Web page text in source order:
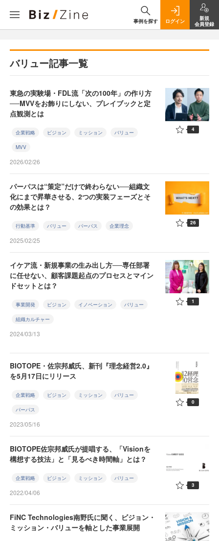
事例を探す ログイン
新規
会員登録
バリュー記事一覧
東急の実験場・FDL流「次の100年」の作り方
──MVVをお飾りにしない、プレイブックと定
点観測とは
企業戦略 ビジョン ミッション バリュー
MVV
2026/02/26
4
パーパスは“策定”だけで終わらない──組織文
化にまで昇華させる、2つの実装フェーズとそ
の効果とは？
行動基準 バリュー パーパス 企業理念
2025/02/25
26
イケア流・新規事業の生み出し方──専任部署
に任せない、顧客課題起点のプロセスとマイン
ドセットとは？
事業開発 ビジョン イノベーション バリュー
組織カルチャー
2024/03/13
1
BIOTOPE・佐宗邦威氏、新刊『理念経営2.0』
を5月17日にリリース
企業戦略 ビジョン ミッション バリュー
パーパス
2023/05/16
0
BIOTOPE佐宗邦威氏が提唱する、「Visionを
構想する技法」と「見るべき時間軸」とは？
企業戦略 ビジョン ミッション バリュー
2022/04/06
3
FiNC Technologies南野氏に聞く、ビジョン・
ミッション・バリューを軸とした事業展開